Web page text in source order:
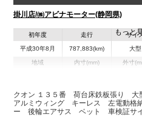
掛川店/㈱アビナモーター(静岡県)
初年度
平成30年8月
走行
787,883(km)
サイ
大型
地域 内寸(mm)
H:2,630
外寸
装備
もっと
クオン １３５番 荷台床鉄板張り 大
アルミウィング キーレス 左電動格
ー 後輪エアサス ベット 車検証サ